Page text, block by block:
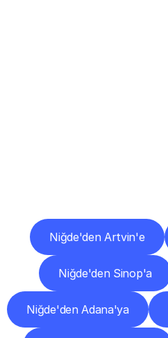
Niğde'den Artvin'e
Niğde'den Sinop'a
Niğde'den Adana'ya